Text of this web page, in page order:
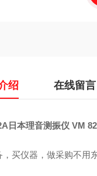
绍 在线留言
日本理音测振仪 VM
，买仪器，做采购不用